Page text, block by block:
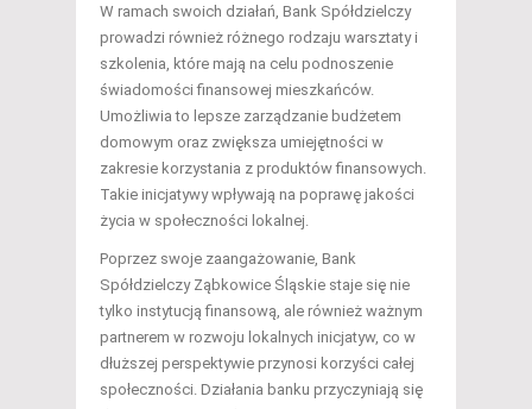
W ramach swoich działań, Bank Spółdzielczy
prowadzi również różnego rodzaju warsztaty i
szkolenia, które mają na celu podnoszenie
świadomości finansowej mieszkańców.
Umożliwia to lepsze zarządzanie budżetem
domowym oraz zwiększa umiejętności w
zakresie korzystania z produktów finansowych.
Takie inicjatywy wpływają na poprawę jakości
życia w społeczności lokalnej.
Poprzez swoje zaangażowanie, Bank
Spółdzielczy Ząbkowice Śląskie staje się nie
tylko instytucją finansową, ale również ważnym
partnerem w rozwoju lokalnych inicjatyw, co w
dłuższej perspektywie przynosi korzyści całej
społeczności. Działania banku przyczyniają się